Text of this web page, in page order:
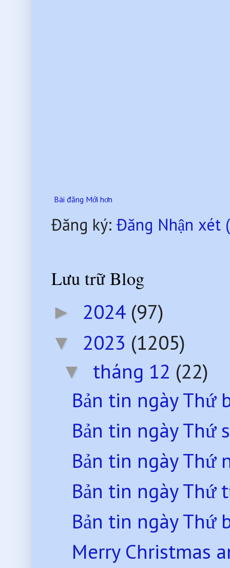
Bài đăng Mới hơn
Đăng ký:Đăng Nhận xét
Lưu trữ Blog
► 2024 (97)
▼ 2023 (1205)
▼ tháng 12 (22)
Bản tin ngày Thứ
Bản tin ngày Thứ
Bản tin ngày Thứ
Bản tin ngày Thứ
Bản tin ngày Thứ
Merry Christmas